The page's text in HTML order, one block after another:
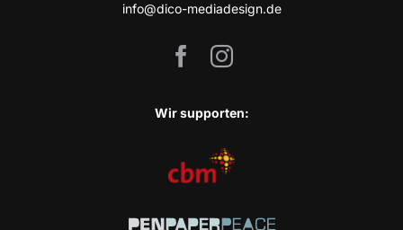
info@dico-mediadesign.de
Wir sup­port­en: